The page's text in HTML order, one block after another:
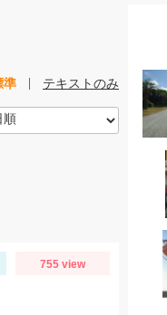
準 テキストのみ
755 view